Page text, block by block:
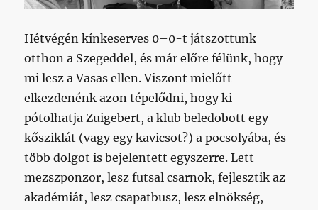
Hétvégén kínkeserves 0–0-t játszottunk
otthon a Szegeddel, és már előre félünk, hogy
mi lesz a Vasas ellen. Viszont mielőtt
elkezdenénk azon tépelődni, hogy ki
pótolhatja Zuigebert, a klub beledobott egy
kősziklát (vagy egy kavicsot?) a pocsolyába, és
több dolgot is bejelentett egyszerre. Lett
mezszponzor, lesz futsal csarnok, fejlesztik az
akadémiát, lesz csapatbusz, lesz elnökség,